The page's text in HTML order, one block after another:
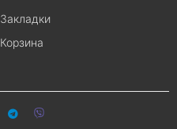
Закладки
Корзина